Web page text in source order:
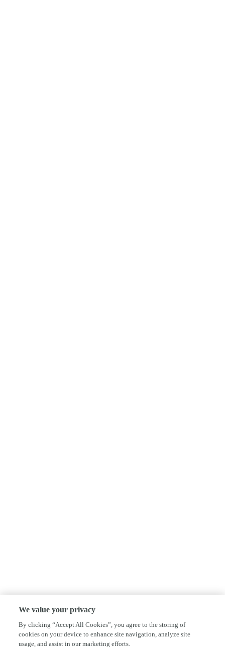
We value your privacy
By clicking “Accept All Cookies”, you agree to the storing of
cookies on your device to enhance site navigation, analyze site
usage, and assist in our marketing efforts.